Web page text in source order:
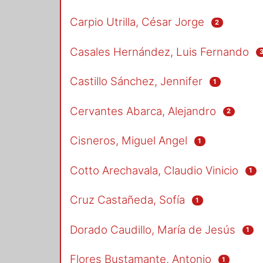
Carpio Utrilla, César Jorge 2
Casales Hernández, Luis Fernando
Castillo Sánchez, Jennifer 1
Cervantes Abarca, Alejandro 2
Cisneros, Miguel Angel 1
Cotto Arechavala, Claudio Vinicio 1
Cruz Castañeda, Sofía 1
Dorado Caudillo, María de Jesús 1
Flores Bustamante, Antonio 1